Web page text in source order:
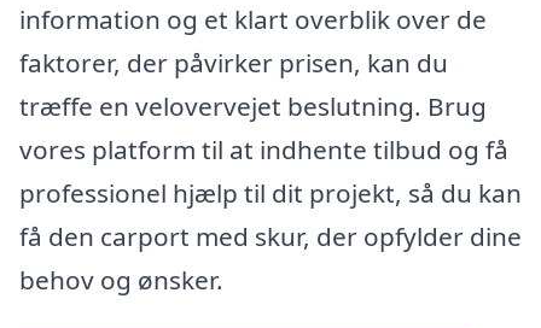
information og et klart overblik over de
faktorer, der påvirker prisen, kan du
træffe en velovervejet beslutning. Brug
vores platform til at indhente tilbud og få
professionel hjælp til dit projekt, så du kan
få den carport med skur, der opfylder dine
behov og ønsker.